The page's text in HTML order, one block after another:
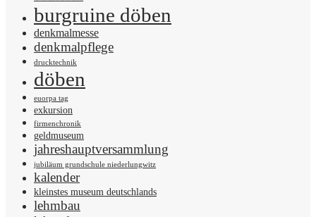
burgruine döben
denkmalmesse
denkmalpflege
drucktechnik
döben
euorpa tag
exkursion
firmenchronik
geldmuseum
jahreshauptversammlung
jubiläum grundschule niederlungwitz
kalender
kleinstes museum deutschlands
lehmbau